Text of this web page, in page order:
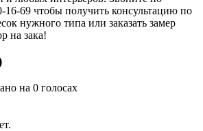
16-69 чтобы получить консультацию по
нужного типа или заказать замер
на зака!
на 0 голосах